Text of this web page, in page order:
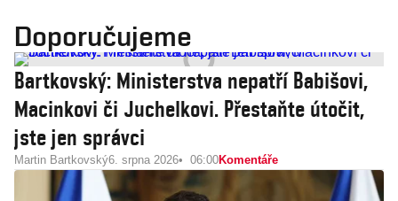
Doporučujeme
Bartkovský: Ministerstva nepatří Babišovi,
Macinkovi či Juchelkovi. Přestaňte útočit,
jste jen správci
Martin Bartkovský6. srpna 2026 06:00Komentáře